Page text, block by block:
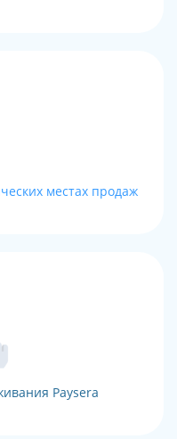
местах продаж
Paysera